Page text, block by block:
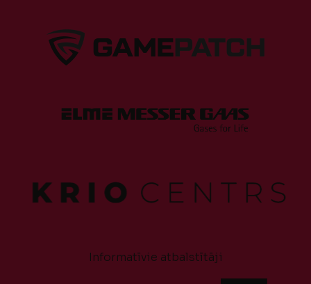
Informatīvie atbalstītāji